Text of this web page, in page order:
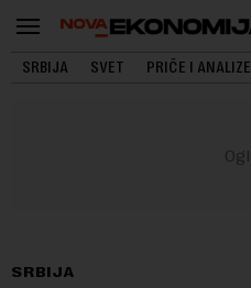
SRBIJA SVET PRIČE I ANALIZE
SRBIJA